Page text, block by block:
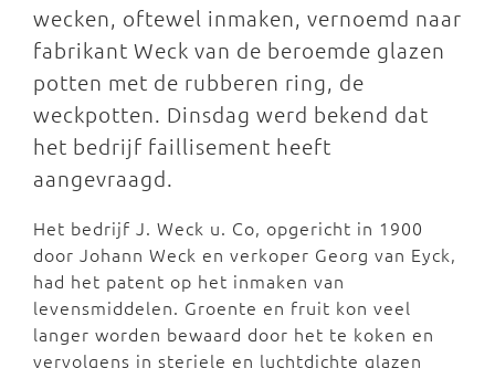
wecken, oftewel inmaken, vernoemd naar
fabrikant Weck van de beroemde glazen
potten met de rubberen ring, de
weckpotten. Dinsdag werd bekend dat
het bedrijf faillisement heeft
aangevraagd.
Het bedrijf J. Weck u. Co, opgericht in 1900
door Johann Weck en verkoper Georg van Eyck,
had het patent op het inmaken van
levensmiddelen. Groente en fruit kon veel
langer worden bewaard door het te koken en
vervolgens in steriele en luchtdichte glazen